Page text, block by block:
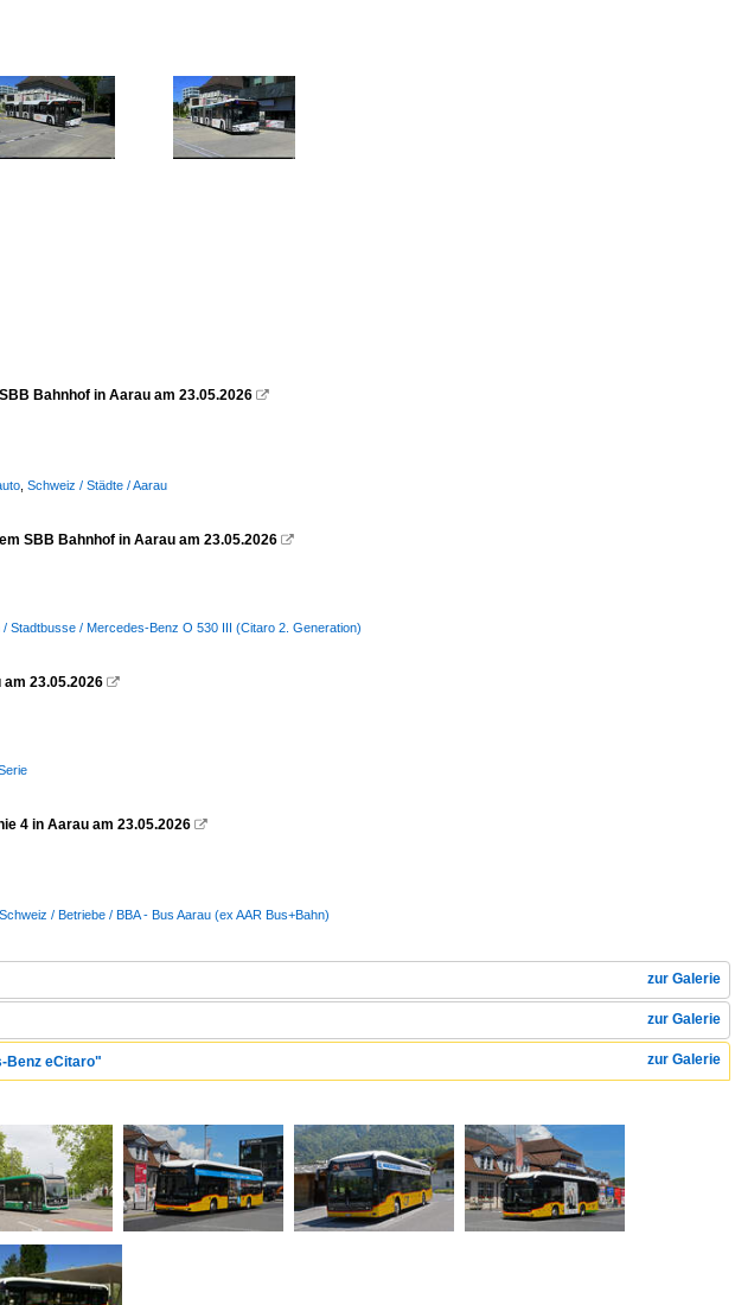
Bahnhof in Aarau am 23.05.2026 
Schweiz / Städte / Aarau
SBB Bahnhof in Aarau am 23.05.2026 
/ Stadtbusse / Mercedes-Benz O 530 III (Citaro 2. Generation)
23.05.2026 
4 in Aarau am 23.05.2026 
Schweiz / Betriebe / BBA - Bus Aarau (ex AAR Bus+Bahn)
zur Galerie
zur Galerie
zur Galerie
Benz eCitaro"